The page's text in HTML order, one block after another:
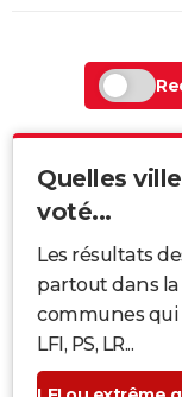
Quelles
voté...
Les résultats
partout dans la
communes qui
LFI, PS, LR...